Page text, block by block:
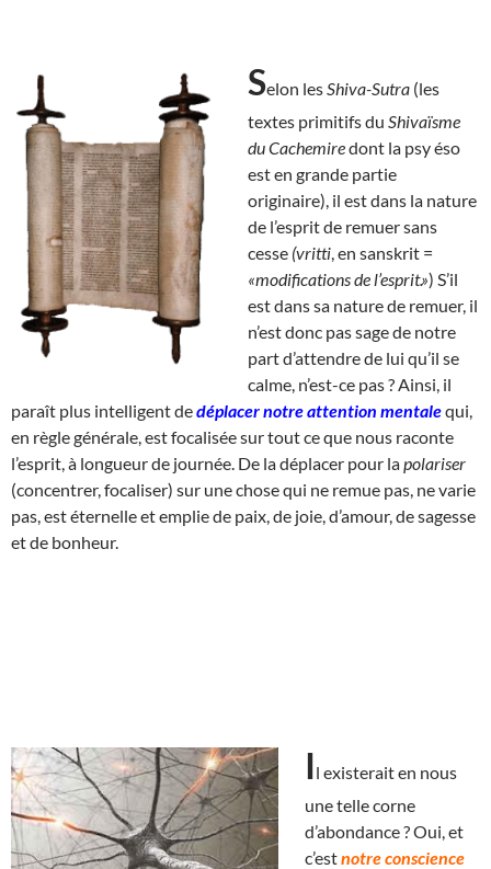
Selon les Shiva-Sutra (les
textes primitifs du Shivaïsme
du Cachemiredont la psy éso
est en grande partie
originaire), il est dans la nature
de l’esprit de remuer sans
cesse (vritti , en sanskrit =
«modifications de l’esprit.») S’il
est dans sa nature de remuer, il
n’est donc pas sage de notre
part d’attendre de lui qu’il se
calme, n’est-ce pas ? Ainsi, il
paraît plus intelligent dedéplacer notre attention mentalequi,
en règle générale, est focalisée sur tout ce que nous raconte
l’esprit, à longueur de journée. De la déplacer pour lapolariser
(concentrer, focaliser) sur une chose qui ne remue pas, ne varie
pas, est éternelle et emplie de paix, de joie, d’amour, de sagesse
et de bonheur.
Il existerait en nous
une telle corne
d’abondance ? Oui, et
c’estnotre conscience